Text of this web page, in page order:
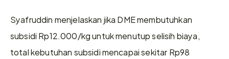
Syafruddin menjelaskan jika DME membutuhkan
subsidi Rp12.000/kg untuk menutup selisih biaya,
total kebutuhan subsidi mencapai sekitar Rp98